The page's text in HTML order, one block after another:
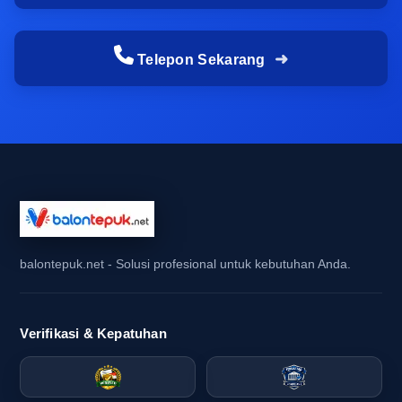
molor. Satu model mungkin tersedia hari ini, tetapi
belum tentu ada lagi saat pemesanan final
dilakukan. Untuk event sekolah, komunitas, atau
Di sinilah pentingnya bekerja dengan pabrik
balon tepuk yang memiliki alur produksi jelas.
mengetahui kapan produksi dimulai, kapan
dalam jumlah besar, kepastian seperti ini jauh
lebih bernilai daripada sekadar penawaran awal
yang terlihat murah tetapi berisiko terlambat.
Telepon Sekarang
balontepuk.net - Solusi profesional untuk kebutuhan Anda.
Verifikasi & Kepatuhan